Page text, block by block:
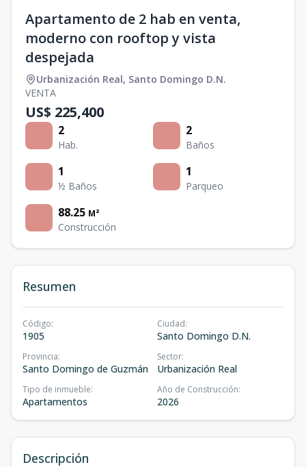
Apartamento de 2 hab en venta,
moderno con rooftop y vista
despejada
Urbanización Real, Santo Domingo D.N.
VENTA
US$ 225,400
2
Hab.
2
Baños
1
½ Baños
1
Parqueo
88.25 M²
Construcción
Resumen
Código:
1905
Ciudad:
Santo Domingo D.N.
Provincia:
Santo Domingo de Guzmán
Sector:
Urbanización Real
Tipo de inmueble:
Apartamentos
Año de Construcción:
2026
Descripción